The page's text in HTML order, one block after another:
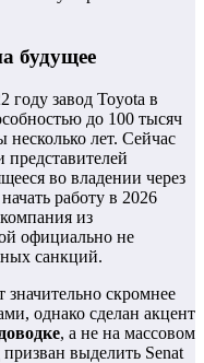
будущее
году завод Toyota в
до 100 тысяч
несколько лет. Сейчас
представителей
во владении через
работу в 2026
из
официально не
санкций.
значительно скромнее
однако сделан акцент
, а не на массовом
выделить Senat